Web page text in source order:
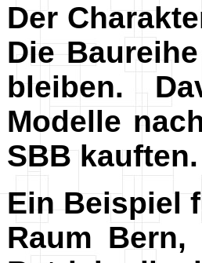
Der
Die
bleiben.
Modelle
SBB kauften.
Ein Beispiel
Raum